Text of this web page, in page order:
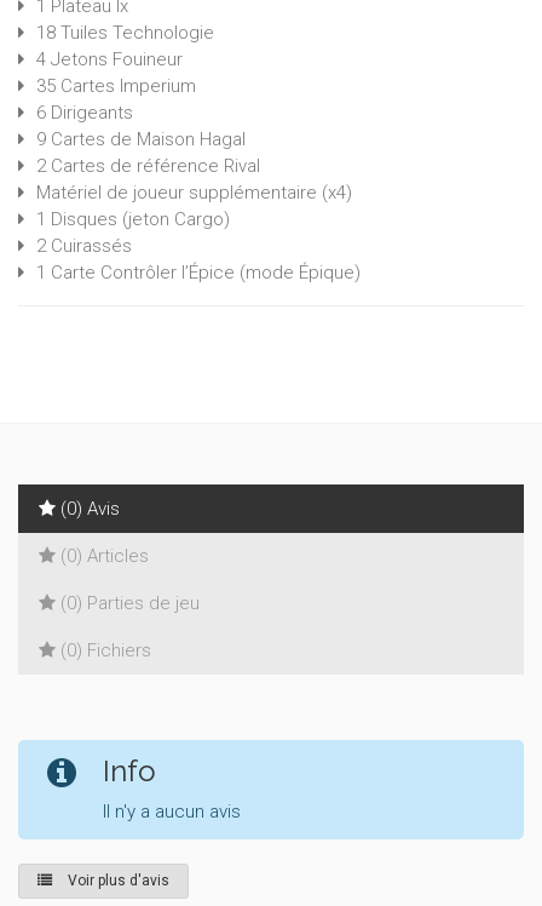
1 Plateau Ix
18 Tuiles Technologie
4 Jetons Fouineur
35 Cartes Imperium
6 Dirigeants
9 Cartes de Maison Hagal
2 Cartes de référence Rival
Matériel de joueur supplémentaire (x4)
1 Disques (jeton Cargo)
2 Cuirassés
1 Carte Contrôler l’Épice (mode Épique)
(0) Avis
(0) Articles
(0) Parties de jeu
(0) Fichiers
Info
Il n'y a aucun avis
Voir plus d'avis